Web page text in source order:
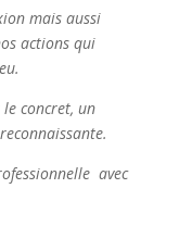
mais aussi
actions qui
concret, un
avec